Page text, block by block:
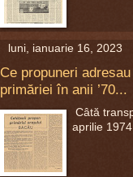
luni, ianuarie 16, 2023
Ce propuneri
primăriei în anii ’70...
Câtă
aprilie 1974